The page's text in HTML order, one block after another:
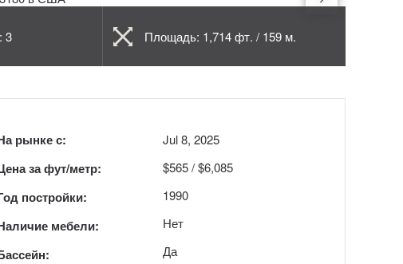
3 Площадь: 1,714 фт. / 159 м.
рынке с:
за фут/метр:
постройки:
мебели:
Jul 8, 2025
$565 / $6,085
1990
Нет
Да